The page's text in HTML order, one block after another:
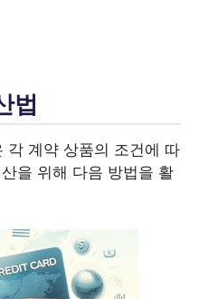
법
각 계약 상품의 조건에 따
을 위해 다음 방법을 활